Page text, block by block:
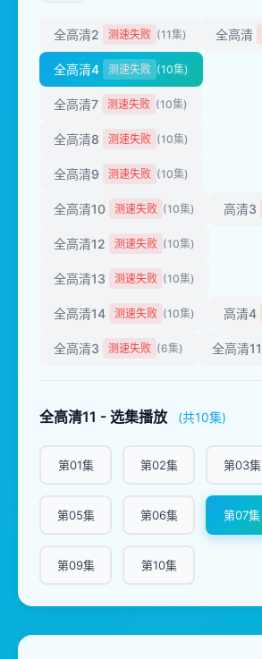
全高清2 测速失败 (11集) 全高清
全高清4 测速失败 (10集)
全高清7 测速失败 (10集)
全高清8 测速失败 (10集)
全高清9 测速失败 (10集)
全高清10 测速失败 (10集) 高清3
全高清12 测速失败 (10集)
全高清13 测速失败 (10集)
全高清14 测速失败 (10集) 高清4
全高清3 测速失败 (6集) 全高清11
全高清11 - 选集播放 (共10集)
第01集 第02集 第03集
第05集 第06集 第07集
第09集 第10集